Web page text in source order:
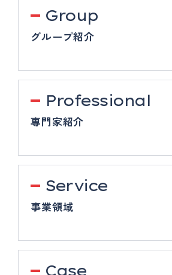
Group
グループ紹介
Professional
専門家紹介
Service
事業領域
Case